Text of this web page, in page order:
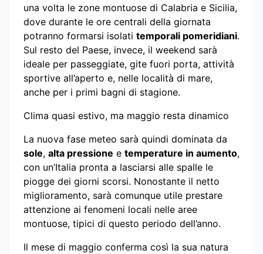
una volta le zone montuose di Calabria e Sicilia,
dove durante le ore centrali della giornata
potranno formarsi isolati temporali pomeridiani.
Sul resto del Paese, invece, il weekend sarà
ideale per passeggiate, gite fuori porta, attività
sportive all’aperto e, nelle località di mare,
anche per i primi bagni di stagione.
Clima quasi estivo, ma maggio resta dinamico
La nuova fase meteo sarà quindi dominata da
sole, alta pressione e temperature in aumento,
con un’Italia pronta a lasciarsi alle spalle le
piogge dei giorni scorsi. Nonostante il netto
miglioramento, sarà comunque utile prestare
attenzione ai fenomeni locali nelle aree
montuose, tipici di questo periodo dell’anno.
Il mese di maggio conferma così la sua natura